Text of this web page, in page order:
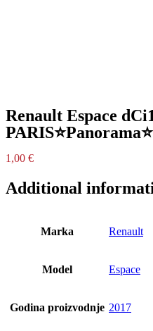
Renault Espace
1,00 €
Additional
Marka Renault
Model Espace
Godina proizvodnje 2017